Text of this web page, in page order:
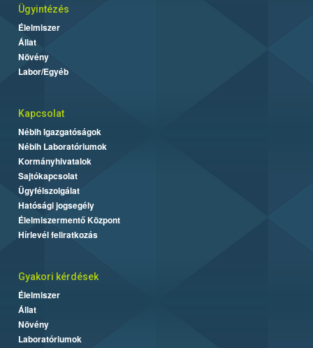
Ügyintézés
Élelmiszer
Állat
Növény
Labor/Egyéb
Kapcsolat
Nébih Igazgatóságok
Nébih Laboratóriumok
Kormányhivatalok
Sajtókapcsolat
Ügyfélszolgálat
Hatósági jogsegély
Élelmiszermentő Központ
Hírlevél feliratkozás
Gyakori kérdések
Élelmiszer
Állat
Növény
Laboratóriumok